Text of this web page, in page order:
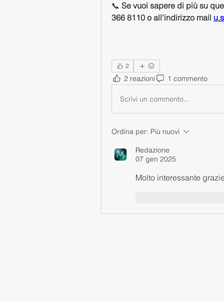
📞 Se vuoi sapere di più su
366 8110 o all'indirizzo mail
2
2 reazioni 1 commento
Scrivi un commento...
Ordina per: Più nuovi
Redazione
07 gen 2025
Molto interessante